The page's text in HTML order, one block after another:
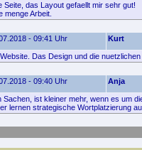
Seite, das Layout gefaellt mir sehr gut!
menge Arbeit.
- 09:41 Uhr Kurt
Das Design und die
- 09:40 Uhr Anja
Sachen, ist kleiner mehr, wenn es um
lernen strategische Wortplatzierung